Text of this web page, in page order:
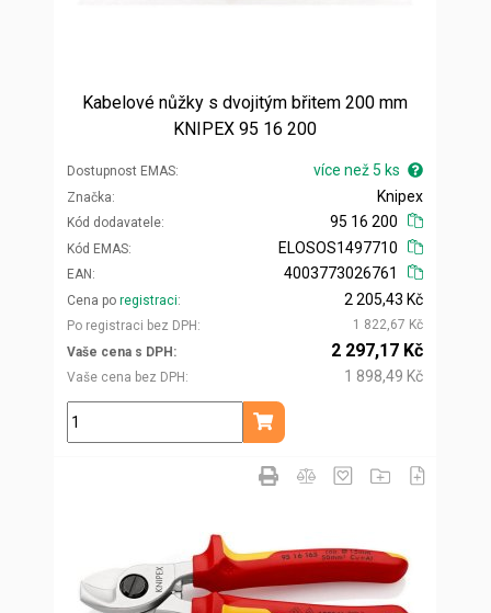
Kabelové nůžky s dvojitým břitem 200 mm
KNIPEX 95 16 200
Dostupnost EMAS více než 5 ks
Značka
Kód dodavatele
Knipex
95 16 200
Kód EMAS
EAN
ELOSOS1497710
4003773026761
Cena po registraci
Po registraci bez DPH
2 205,43 Kč
1 822,67 Kč
Vaše cena s DPH
Vaše cena bez DPH
2 297,17 Kč
1 898,49 Kč
ks
Přidat do košíku